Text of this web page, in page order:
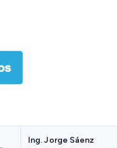
Ing. Jorge Sáenz